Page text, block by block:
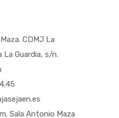
CDMJ La
La Guardia, s/n.
Sala Antonio Maza